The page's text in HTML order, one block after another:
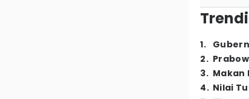
1.
2.
3. Makan
4. Nilai